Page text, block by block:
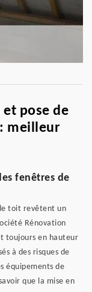
pose de
meilleur
fenêtres de
toit revêtent un
Rénovation
toujours en hauteur
à des risques de
équipements de
que la mise en